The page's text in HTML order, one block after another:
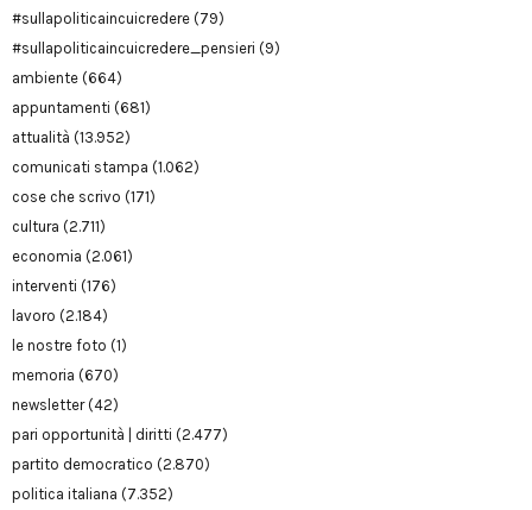
#sullapoliticaincuicredere (79)
#sullapoliticaincuicredere_pensieri (9)
ambiente (664)
appuntamenti (681)
attualità (13.952)
comunicati stampa (1.062)
cose che scrivo (171)
cultura (2.711)
economia (2.061)
interventi (176)
lavoro (2.184)
le nostre foto (1)
memoria (670)
newsletter(42)
pari opportunità | diritti (2.477)
partito democratico (2.870)
politica italiana (7.352)